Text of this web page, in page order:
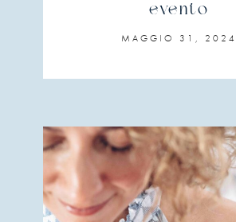
evento
MAGGIO 31, 2024